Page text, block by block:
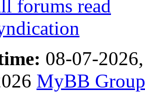
forums read
08-07-
MyBB Group